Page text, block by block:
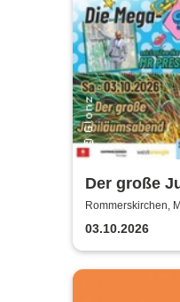
Der große
Rommerskirchen,
03.10.2026